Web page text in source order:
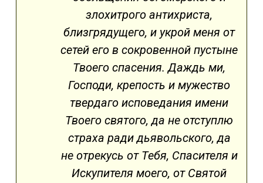
злохитрого антихриста,
близгрядущего, и укрой меня от
сетей его в сокровенной пустыне
Твоего спасения. Даждь ми,
Господи, крепость и мужество
твердаго исповедания имени
Твоего святого, да не отступлю
страха ради дьявольского, да
не отрекусь от Тебя, Спасителя и
Искупителя моего, от Святой